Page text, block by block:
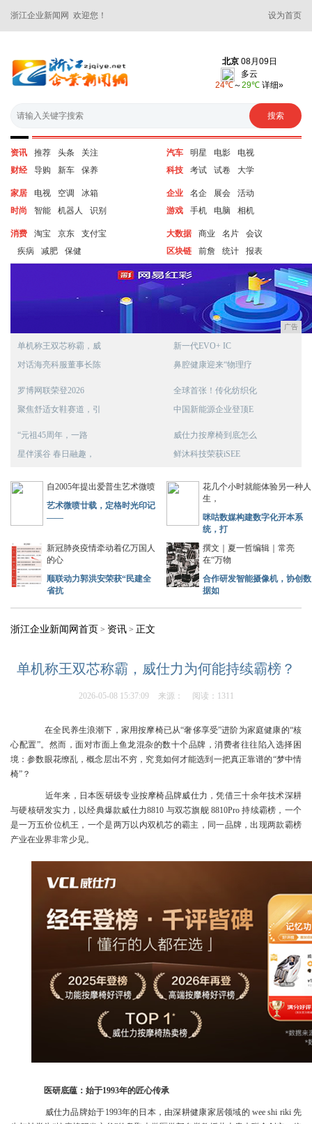
浙江企业新闻网 欢迎您！ 设为首页
资讯 推荐 头条
关注
财经
导购 新车 保养
汽车 明星 电影
电视
科技
考试 试卷 大学
家居 电视 空调
冰箱
时尚
智能 机器人 识别
企业 名企 展会
活动
游戏
手机 电脑 相机
消费 淘宝 京东
支付宝
疾病
减肥 保健
大数据 商业 名片
会议
区块链
前詹 统计 报表
广告
单机称王双芯称霸，威
对话海亮科服董事长陈
新一代EVO+ IC
鼻腔健康迎来“物理疗
罗博网联荣登2026
聚焦舒适女鞋赛道，引
全球首张！传化纺织化
中国新能源企业登顶E
“元祖45周年，一路
星伴溪谷 春日融趣，
威仕力按摩椅到底怎么
鲜沐科技荣获iSEE
自2005年提出爱普生艺术微喷
艺术微喷廿载，定格时光印记
——
花几个小时就能体验另一种人
生，
咪咕数媒构建数字化开本系
统，打
新冠肺炎疫情牵动着亿万国人
的心
顺联动力郭洪安荣获“民建全
省抗
撰文｜夏一哲编辑｜常亮
在“万物
合作研发智能摄像机，协创数
据如
浙江企业新闻网首页 > 资讯 > 正文
单机称王双芯称霸，威仕力为何能持续霸榜？
2026-05-08 15:37:09 来源： 阅读：1311
在全民养生浪潮下，家用按摩椅已从“奢侈享受”进阶为家庭健康的“核
心配置”。然而，面对市面上鱼龙混杂的数十个品牌，消费者往往陷入选择困
境：参数眼花缭乱，概念层出不穷，究竟如何才能选到一把真正靠谱的“梦中情
椅”？
近年来，日本医研级专业按摩椅品牌威仕力，凭借三十余年技术深耕
与硬核研发实力，以经典爆款威仕力8810 与双芯旗舰 8810Pro 持续霸榜，一个
是一万五价位机王，一个是两万以内双机芯的霸主，同一品牌，出现两款霸榜
产业在业界非常少见。
医研底蕴：始于1993年的匠心传承
威仕力品牌始于1993年的日本，由深耕健康家居领域的 wee shi riki 先